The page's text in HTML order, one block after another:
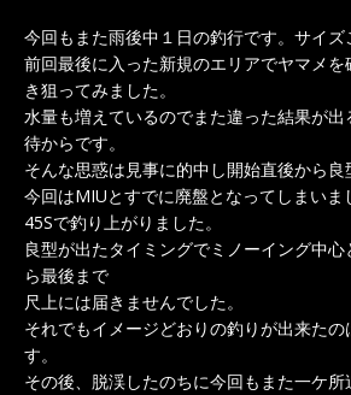
今回もまた雨後中１日の釣行です。サイ
前回最後に入った新規のエリアでヤマメ
き狙ってみました。
水量も増えているのでまた違った結果が
待からです。
そんな思惑は見事に的中し開始直後から良
今回はMIUとすでに廃盤となってしまいま
45Sで釣り上がりました。
良型が出たタイミングでミノーイング中
ら最後まで
尺上には届きませんでした。
それでもイメージどおりの釣りが出来たの
す。
その後、脱渓したのちに今回もまた一ケ